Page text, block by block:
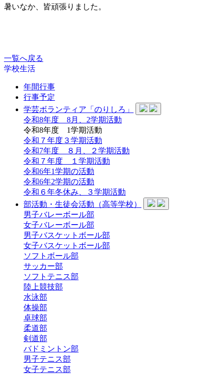
暑いなか、皆頑張りました。
一覧へ戻る
学校生活
年間行事
行事予定
学芸ボランティア「のりしろ」
令和8年度 8月、2学期活動
令和8年度 1学期活動
令和７年度３学期活動
令和7年度 ８月、２学期活動
令和７年度 １学期活動
令和6年1学期の活動
令和6年2学期の活動
令和６年冬休み、３学期活動
部活動・生徒会活動（高等学校）
男子バレーボール部
女子バレーボール部
男子バスケットボール部
女子バスケットボール部
ソフトボール部
サッカー部
ソフトテニス部
陸上競技部
水泳部
体操部
卓球部
柔道部
剣道部
バドミントン部
男子テニス部
女子テニス部